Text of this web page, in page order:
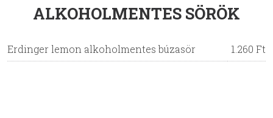
ALKOHOLMENTES SÖRÖK
Erdinger lemon alkoholmentes búzasör 1.260 Ft